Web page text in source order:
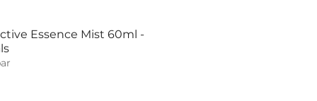
Essence Mist 60ml -